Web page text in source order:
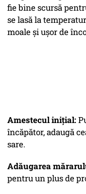
fie bine scursă
se lasă la
moale și ușor de
Amestecul inițial:
încăpător, adaugă
sare.
Adăugarea
pentru un plus de